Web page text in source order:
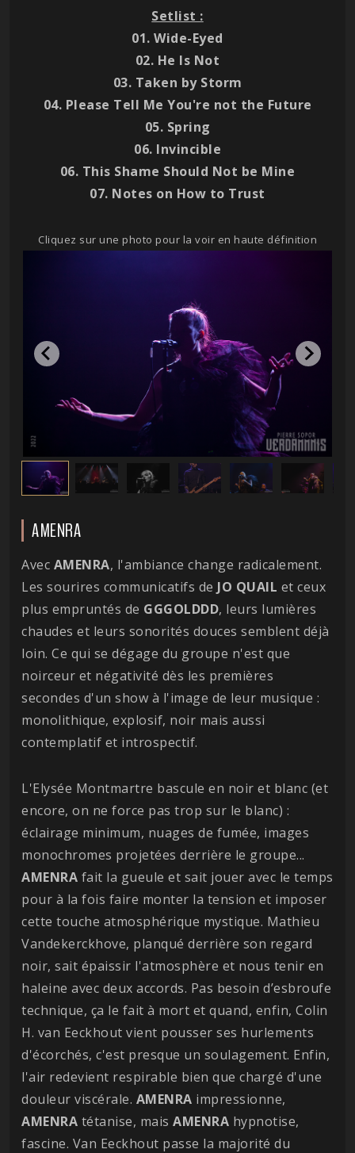
Setlist :
01. Wide-Eyed
02. He Is Not
03. Taken by Storm
04. Please Tell Me You're not the Future
05. Spring
06. Invincible
06. This Shame Should Not be Mine
07. Notes on How to Trust
Cliquez sur une photo pour la voir en haute définition
AMENRA
Avec AMENRA, l'ambiance change radicalement.
Les sourires communicatifs de JO QUAIL et ceux
plus empruntés de GGGOLDDD, leurs lumières
chaudes et leurs sonorités douces semblent déjà
loin. Ce qui se dégage du groupe n'est que
noirceur et négativité dès les premières
secondes d'un show à l'image de leur musique :
monolithique, explosif, noir mais aussi
contemplatif et introspectif.
L'Elysée Montmartre bascule en noir et blanc (et
encore, on ne force pas trop sur le blanc) :
éclairage minimum, nuages de fumée, images
monochromes projetées derrière le groupe...
AMENRA fait la gueule et sait jouer avec le temps
pour à la fois faire monter la tension et imposer
cette touche atmosphérique mystique. Mathieu
Vandekerckhove, planqué derrière son regard
noir, sait épaissir l'atmosphère et nous tenir en
haleine avec deux accords. Pas besoin d’esbroufe
technique, ça le fait à mort et quand, enfin, Colin
H. van Eeckhout vient pousser ses hurlements
d'écorchés, c'est presque un soulagement. Enfin,
l'air redevient respirable bien que chargé d'une
douleur viscérale. AMENRA impressionne,
AMENRA tétanise, mais AMENRA hypnotise,
fascine. Van Eeckhout passe la majorité du